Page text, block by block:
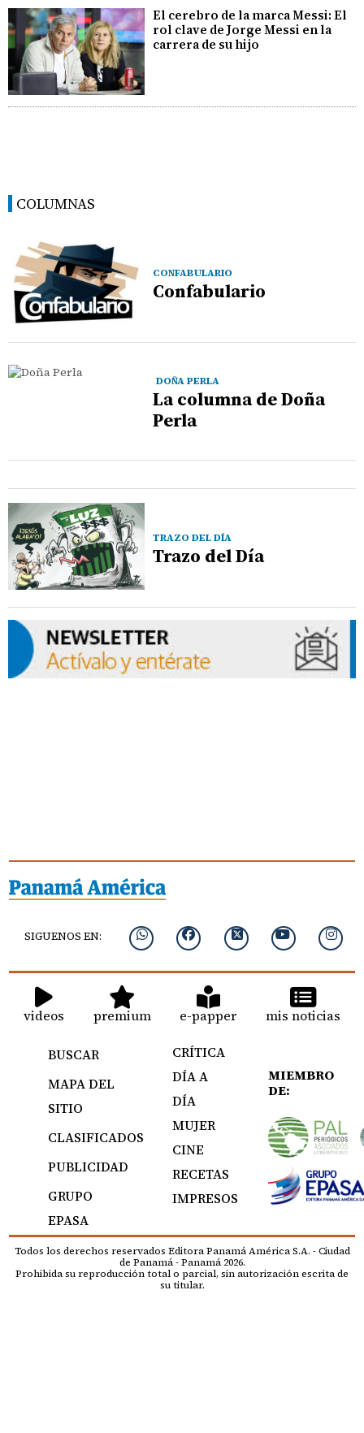
El cerebro de la marca Messi: El
rol clave de Jorge Messi en la
carrera de su hijo
COLUMNAS
CONFABULARIO
Confabulario
DOÑA PERLA
La columna de Doña
Perla
TRAZO DEL DÍA
Trazo del Día
SIGUENOS EN:
videos premium e-papper mis noticias
BUSCAR
MAPA DEL
SITIO
CLASIFICADOS
PUBLICIDAD
GRUPO
EPASA
CRÍTICA
DÍA A
DÍA
MUJER
CINE
RECETAS
IMPRESOS
MIEMBRO
DE:
Todos los derechos reservados Editora Panamá América S.A. - Ciudad
de Panamá - Panamá 2026.
Prohibida su reproducción total o parcial, sin autorización escrita de
su titular.